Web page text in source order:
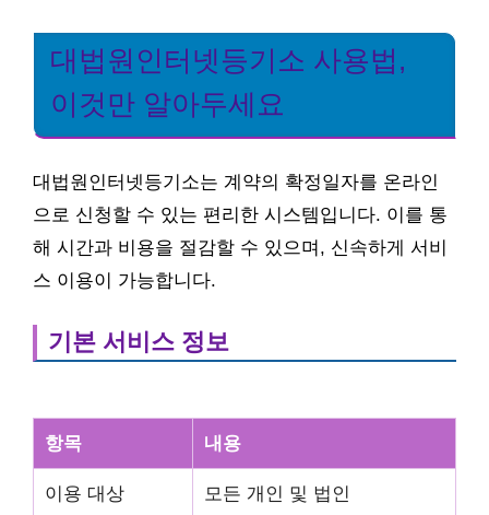
대법원인터넷등기소 사용법,
이것만 알아두세요
대법원인터넷등기소는 계약의 확정일자를 온라인
으로 신청할 수 있는 편리한 시스템입니다. 이를 통
해 시간과 비용을 절감할 수 있으며, 신속하게 서비
스 이용이 가능합니다.
기본 서비스 정보
항목 내용
이용 대상 모든 개인 및 법인